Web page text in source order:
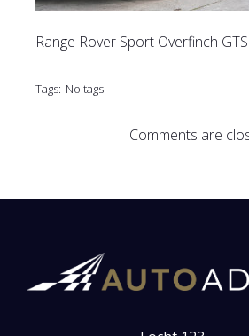
Range Rover Sport Overfinch GTS
Tags: No tags
Comments are